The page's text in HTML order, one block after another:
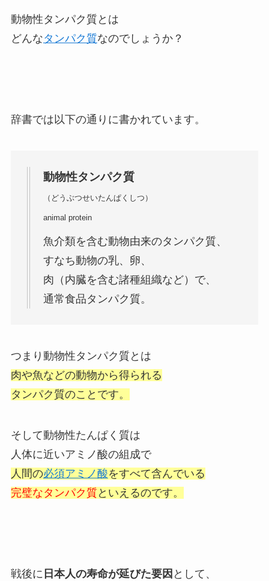
動物性タンパク質とは
どんなタンパク質なのでしょうか？
辞書では以下の通りに書かれています。
動物性タンパク質
（どうぶつせいたんぱくしつ）
animal protein
魚介類を含む動物由来のタンパク質、
すなち動物の乳、卵、
肉（内臓を含む諸種組織など）で、
通常食品タンパク質。
つまり動物性タンパク質とは
肉や魚などの動物から得られる
タンパク質のことです。
そして動物性たんぱく質は
人体に近いアミノ酸の組成で
人間の必須アミノ酸をすべて含んでいる
完璧なタンパク質といえるのです。
戦後に 日本人の寿命が延びた要因 として、